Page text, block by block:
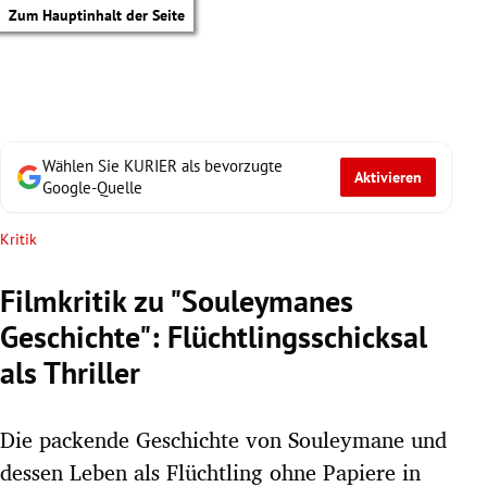
Zum Hauptinhalt der Seite
Untermenü
Wählen Sie KURIER als bevorzugte
Google-Quelle
Aktivieren
Kritik
Filmkritik zu "Souleymanes
Geschichte": Flüchtlingsschicksal
als Thriller
Die packende Geschichte von Souleymane und
dessen Leben als Flüchtling ohne Papiere in